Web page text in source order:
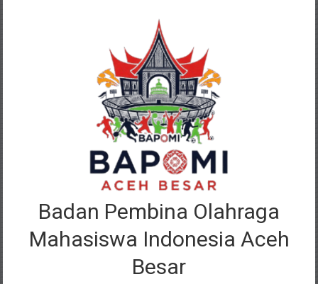
Badan Pembina Olahraga
Mahasiswa Indonesia Aceh
Besar